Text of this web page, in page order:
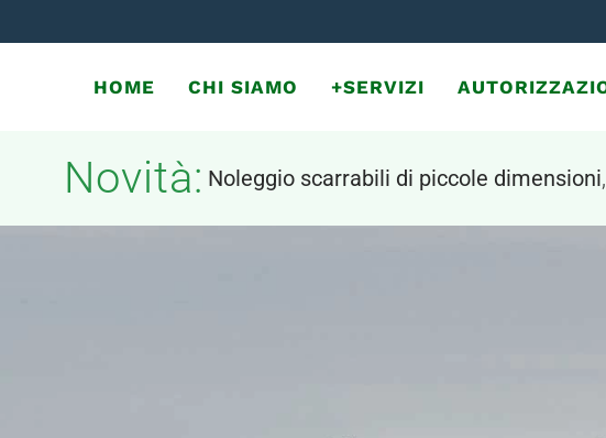
HOME CHI SIAMO +SERVIZI
Novità: Noleggio scarrabili di piccole dimensioni